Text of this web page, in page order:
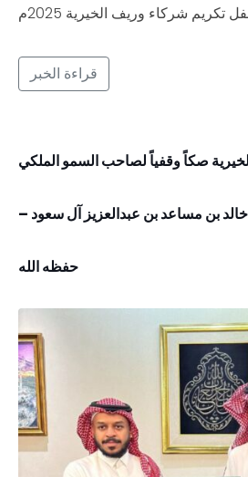
شركاء وريف الخيرية 2025م
قراءة الخبر
صكاً وقفياً لصاحب السمو الملكي
بن مساعد بن عبدالعزيز آل سعود –
حفظه الله